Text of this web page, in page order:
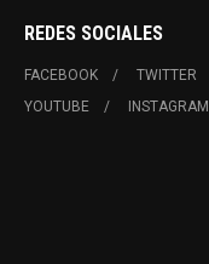
REDES SOCIALES
FACEBOOK TWITTER
YOUTUBE
INSTAGRAM